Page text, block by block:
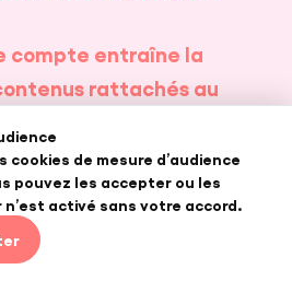
compte entraîne la
rattachés au
ou autorisée à
raisons légales,
ou de gestion des
de tiers.
de mesure d’audience
pouvez les accepter ou les
activé sans votre accord.